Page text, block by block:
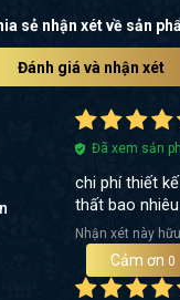
sẻ nhận xét về sản
Đánh giá và nhận xét
Đã xem sản
chi phí thiết
thất bao
Nhận xét này
Cảm ơn 0